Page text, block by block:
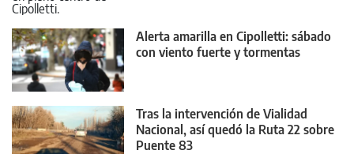
Alerta amarilla en Cipolletti: sábado
con viento fuerte y tormentas
Tras la intervención de Vialidad
Nacional, así quedó la Ruta 22 sobre
Puente 83